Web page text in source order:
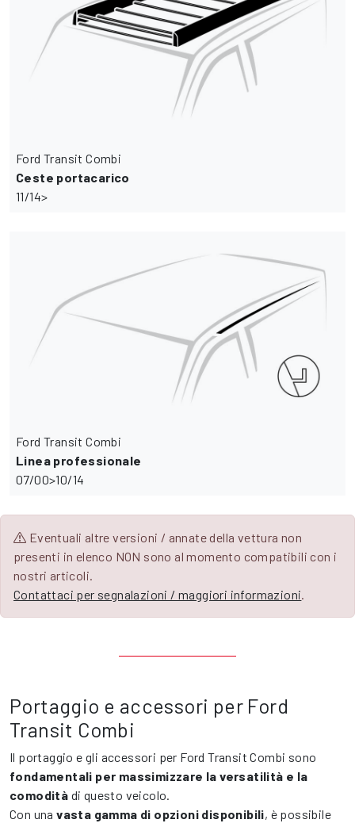
Ford Transit Combi
Ceste portacarico
11/14>
Ford Transit Combi
Linea professionale
07/00>10/14
Eventuali altre versioni / annate della vettura non
presenti in elenco NON sono al momento compatibili con i
nostri articoli.
Contattaci per segnalazioni / maggiori informazioni.
Portaggio e accessori per Ford
Transit Combi
Il portaggio e gli accessori per Ford Transit Combi sono
fondamentali per massimizzare la versatilità e la
comodità di questo veicolo.
Con unavasta gamma di opzioni disponibili, è possibile